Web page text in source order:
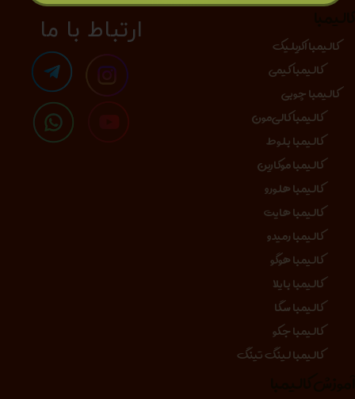
​​​ارتباط با ما کالیمبا
کالیمبا اکریلیک
کالیمبا کیمی
کالیمبا چوبی
کالیمبا کالی‌مون
کالیمبا بلوط
کالیمبا موکارین
کالیمبا هلورو
کالیمبا هایت
کالیمبا رمیدو
کالیمبا هوگو
کالیمبا بایلا
کالیمبا سگا
کالیمبا جکو
کالیمبا لینگ تینگ